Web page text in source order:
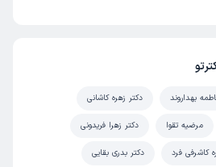
بهداروند دکتر زهره کاشانی
مرضیه تقوا دکتر زهرا فریدونی
کاشرفی فرد دکتر بدری بقایی